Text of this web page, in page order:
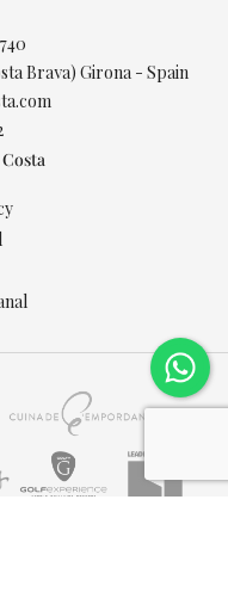
Brava) Girona - Spain